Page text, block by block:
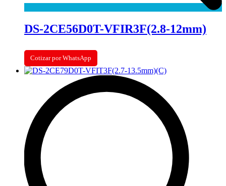
DS-2CE56D0T-VFIR3F(2.8-12mm)
Cotizar por WhatsApp